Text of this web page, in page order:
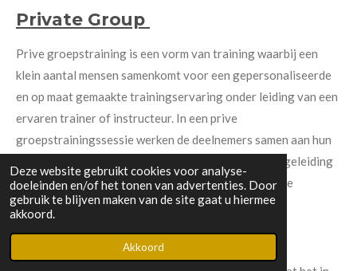
Deze website gebruikt cookies voor analyse-
doeleinden en/of het tonen van advertenties. Door
gebruik te blijven maken van de site gaat u hiermee
akkoord.
Akkoord
Private Group
Prive groepstraining is een vorm van training waarbij een
klein aantal mensen samenkomt voor een gepersonaliseerde
en op maat gemaakte trainingservaring onder leiding van een
ervaren trainer of instructeur. In een prive
groepstrainingssessie werken de deelnemers samen aan hun
individuele doelen en ontvangen ze persoonlijke begeleiding
en instructie in een groepsomgeving. Hier zijn enkele
voordelen van prive groepstraining: